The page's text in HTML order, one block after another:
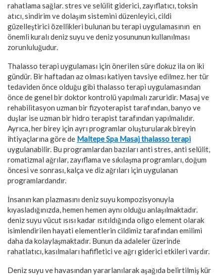
rahatlama sağlar. stres ve selülit giderici, zayıflatıcı, toksin
atıcı, sindirim ve dolaşım sistemini düzenleyici, cildi
güzelleştirici özellikleri bulunan bu terapi uygulamasının en
önemli kuralı deniz suyu ve deniz yosununun kullanılması
zorunluluğudur.
Thalasso terapi uygulaması için önerilen süre dokuz ila on iki
gündür. Bir haftadan az olması katiyen tavsiye edilmez. her tür
tedaviden önce olduğu gibi thalasso terapi uygulamasından
önce de genel bir doktor kontrolü yapılmalı zaruridir. Masaj ve
rehabilitasyon uzman bir fizyoterapist tarafından, banyo ve
duşlar ise uzman bir hidro terapist tarafından yapılmalıdır.
Ayrıca, her birey için ayrı programlar oluşturularak bireyin
ihtiyaçlarına göre de Maltepe Spa Masajthalasso terapi
uygulanabilir. Bu programlardan bazıları anti stres, anti selülit,
romatizmal ağrılar, zayıflama ve sıkılaşma programları, doğum
öncesi ve sonrası, kalça ve diz ağrıları için uygulanan
programlardandır.
İnsanın kan plazmasını deniz suyu kompozisyonuyla
kıyasladığınızda, hemen hemen aynı olduğu anlaşılmaktadır.
deniz suyu vücut ısısı kadar ısıtıldığında oligo element olarak
isimlendirilen hayati elementlerin cildimiz tarafından emilimi
daha da kolaylaşmaktadır. Bunun da adaleler üzerinde
rahatlatıcı, kasılmaları hafifletici ve ağrı giderici etkileri vardır.
Deniz suyu ve havasından yararlanılarak aşağıda belirtilmiş kür